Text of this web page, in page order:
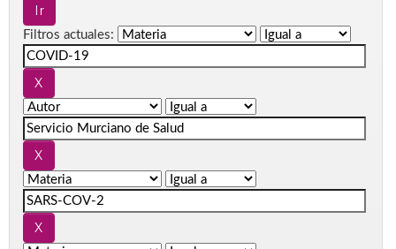
Filtros actuales: